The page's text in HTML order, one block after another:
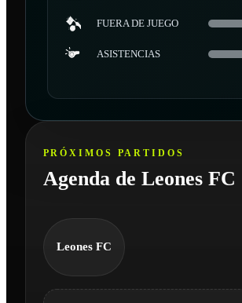
FUERA DE JUEGO
ASISTENCIAS
PRÓXIMOS PARTIDOS
Agenda de Leones FC
Leones FC